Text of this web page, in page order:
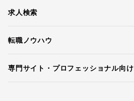
求人検索
転職ノウハウ
専門サイト・プロフェッショナル向け